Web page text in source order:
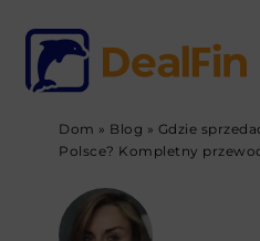
Dom » Blog » Gdzie
Polsce? Kompletny